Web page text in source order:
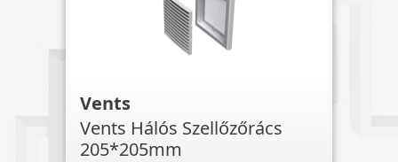
Vents
Vents Hálós Szellőzőrács
205*205mm